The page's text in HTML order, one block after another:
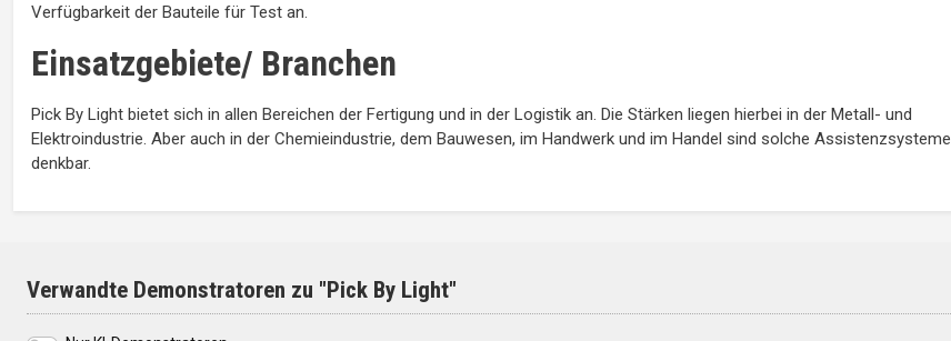
Verfügbarkeit der Bauteile für Test an.
Einsatzgebiete/ Branchen
Pick By Light bietet sich in allen Bereichen der Fertigung und in der Logistik an. Die Stärken liegen hierbei in der Metall- und
Elektroindustrie. Aber auch in der Chemieindustrie, dem Bauwesen, im Handwerk und im Handel sind solche Assistenzsysteme
denkbar.
Verwandte Demonstratoren zu "Pick By Light"